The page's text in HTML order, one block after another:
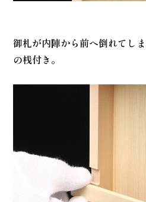
御札が内陣から前へ倒れてし
の桟付き。